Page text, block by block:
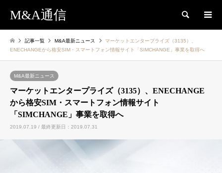
M&A通信 検索
記事一覧 M&A最新ニュース
マーケットエンタープライズ（3135）、
ENECHANGEから格安SIM・スマートフォン情報サイト「SIMCHANGE」事業を取得へ
M&A最新ニュース
マーケットエンタープライズ（3135）、ENECHANGE
から格安SIM・スマートフォン情報サイト
「SIMCHANGE」事業を取得へ
2019.07.19 / 最終更新日：2019.07.31